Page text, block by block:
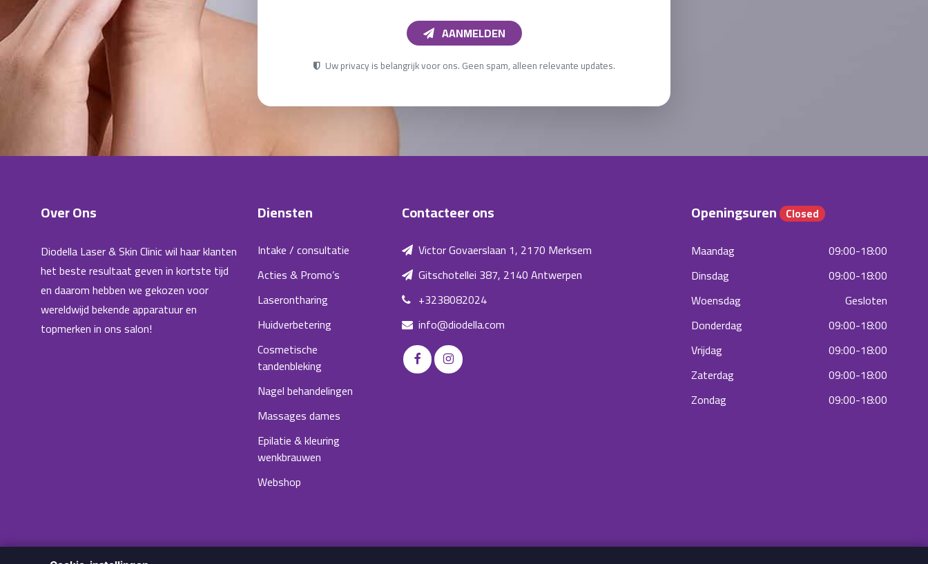
AANMELDEN
Uw privacy is belangrijk voor ons. Geen spam, alleen relevante updates.
Over Ons
Diodella Laser & Skin Clinic wil haar klanten
het beste resultaat geven in kortste tijd
en daarom hebben we gekozen voor
wereldwijd bekende apparatuur en
topmerken in ons salon!
Diensten
Intake / consultatie
Acties & Promo’s
Laserontharing
Huidverbetering
Cosmetische
tandenbleking
Nagel behandelingen
Massages dames
Epilatie & kleuring
wenkbrauwen
Webshop
Contacteer ons
Victor Govaerslaan 1, 2170 Merksem
Gitschotellei 387, 2140 Antwerpen
+3238082024
info@diodella.com
Openingsuren Closed
Maandag
09:00-18:00
Dinsdag
09:00-18:00
Woensdag
Gesloten
Donderdag
09:00-18:00
Vrijdag
09:00-18:00
Zaterdag
09:00-18:00
Zondag
09:00-18:00